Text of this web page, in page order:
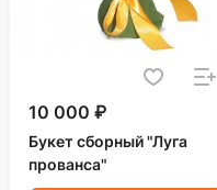
10 000 ₽
Букет сборный "Луга
прованса"